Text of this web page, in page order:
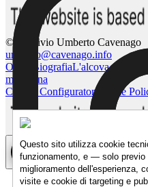
© Archivio Umberto Cavenago
umberto@cavenago.info
Opere
BiografiaL'alcova d'acciaio
montagna
Cookie ConfiguratorCookie
Questo sito utilizza cookie
funzionamento, e — solo
miglioramento dell'esperienza,
visite e cookie di targeting e